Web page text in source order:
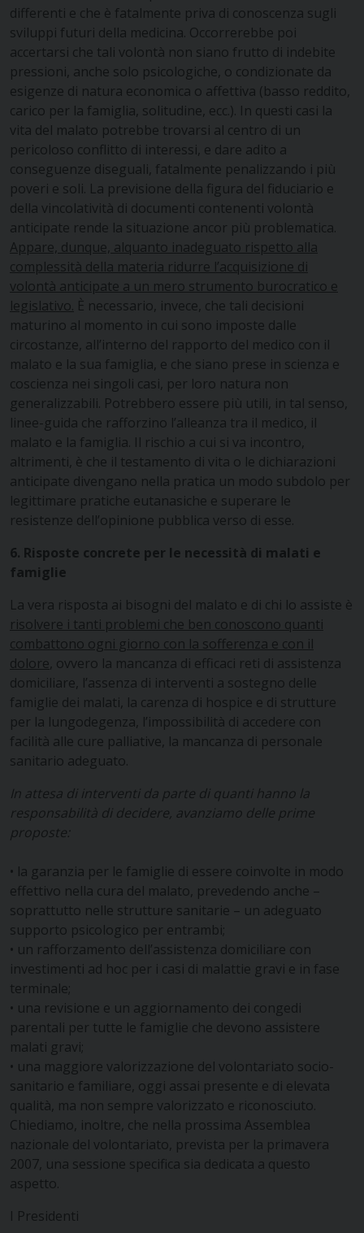
differenti e che è fatalmente priva di conoscenza sugli
sviluppi futuri della medicina. Occorrerebbe poi
accertarsi che tali volontà non siano frutto di indebite
pressioni, anche solo psicologiche, o condizionate da
esigenze di natura economica o affettiva (basso reddito,
carico per la famiglia, solitudine, ecc.). In questi casi la
vita del malato potrebbe trovarsi al centro di un
pericoloso conflitto di interessi, e dare adito a
conseguenze diseguali, fatalmente penalizzando i più
poveri e soli. La previsione della figura del fiduciario e
della vincolatività di documenti contenenti volontà
anticipate rende la situazione ancor più problematica.
Appare, dunque, alquanto inadeguato rispetto alla
complessità della materia ridurre l’acquisizione di
volontà anticipate a un mero strumento burocratico e
legislativo. È necessario, invece, che tali decisioni
maturino al momento in cui sono imposte dalle
circostanze, all’interno del rapporto del medico con il
malato e la sua famiglia, e che siano prese in scienza e
coscienza nei singoli casi, per loro natura non
generalizzabili. Potrebbero essere più utili, in tal senso,
linee-guida che rafforzino l’alleanza tra il medico, il
malato e la famiglia. Il rischio a cui si va incontro,
altrimenti, è che il testamento di vita o le dichiarazioni
anticipate divengano nella pratica un modo subdolo per
legittimare pratiche eutanasiche e superare le
resistenze dell’opinione pubblica verso di esse.
6. Risposte concrete per le necessità di malati e
famiglie
La vera risposta ai bisogni del malato e di chi lo assiste è
risolvere i tanti problemi che ben conoscono quanti
combattono ogni giorno con la sofferenza e con il
dolore , ovvero la mancanza di efficaci reti di assistenza
domiciliare, l’assenza di interventi a sostegno delle
famiglie dei malati, la carenza di hospice e di strutture
per la lungodegenza, l’impossibilità di accedere con
facilità alle cure palliative, la mancanza di personale
sanitario adeguato.
In attesa di interventi da parte di quanti hanno la
responsabilità di decidere, avanziamo delle prime
proposte:
• la garanzia per le famiglie di essere coinvolte in modo
effettivo nella cura del malato, prevedendo anche –
soprattutto nelle strutture sanitarie – un adeguato
supporto psicologico per entrambi;
• un rafforzamento dell’assistenza domiciliare con
investimenti ad hoc per i casi di malattie gravi e in fase
terminale;
• una revisione e un aggiornamento dei congedi
parentali per tutte le famiglie che devono assistere
malati gravi;
• una maggiore valorizzazione del volontariato socio-
sanitario e familiare, oggi assai presente e di elevata
qualità, ma non sempre valorizzato e riconosciuto.
Chiediamo, inoltre, che nella prossima Assemblea
nazionale del volontariato, prevista per la primavera
2007, una sessione specifica sia dedicata a questo
aspetto.
I Presidenti